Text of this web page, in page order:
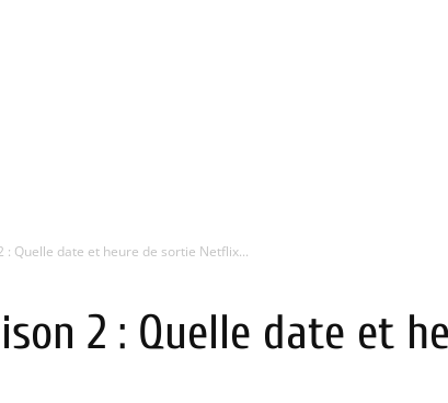
: Quelle date et heure de sortie Netflix...
2 : Quelle date et